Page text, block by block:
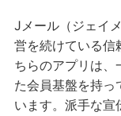
Jメール（ジェイ
営を続けている信
ちらのアプリは、
た会員基盤を持っ
います。派手な宣